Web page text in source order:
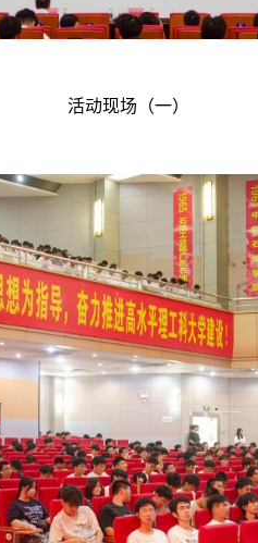
活动现场（一）